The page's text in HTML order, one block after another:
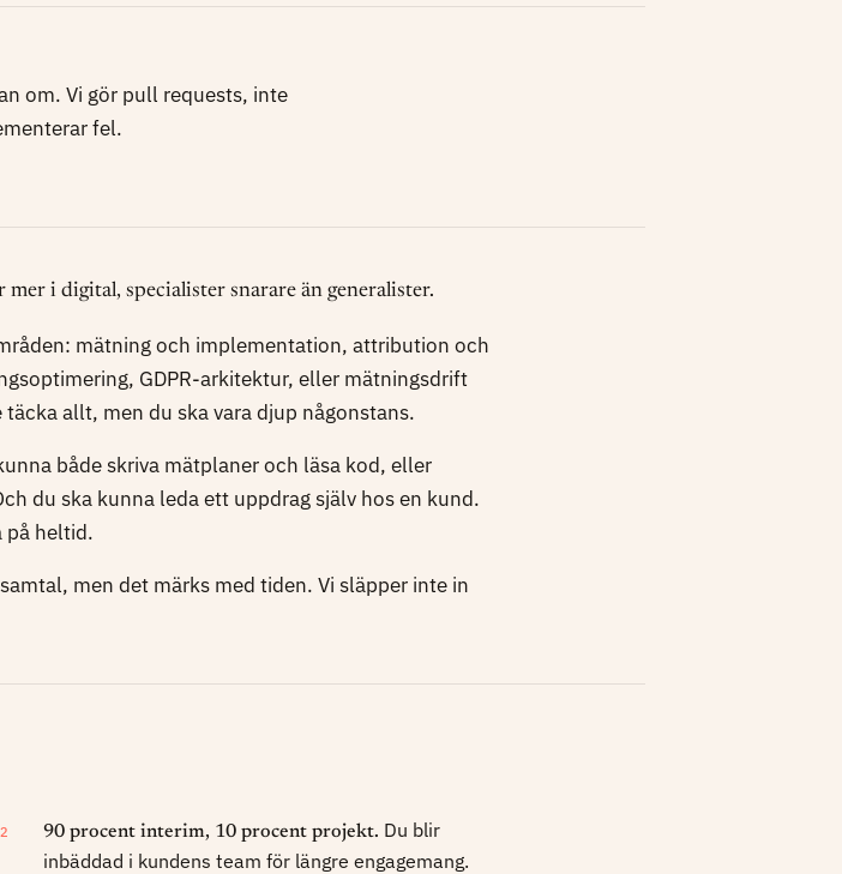
om. Vi gör pull requests, inte
fel.
i digital, specialister snarare än generalister.
mätning och implementation, attribution och
GDPR-arkitektur, eller mätningsdrift
allt, men du ska vara djup någonstans.
både skriva mätplaner och läsa kod, eller
du ska kunna leda ett uppdrag själv hos en kund.
på heltid.
men det märks med tiden. Vi släpper inte in
90 procent interim, 10 procent projekt. Du blir
inbäddad i kundens team för längre engagemang.